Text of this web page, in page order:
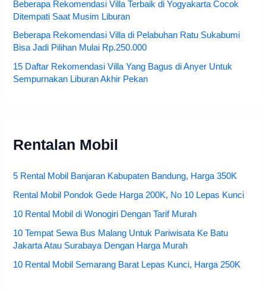
Beberapa Rekomendasi Villa Terbaik di Yogyakarta Cocok
Ditempati Saat Musim Liburan
Beberapa Rekomendasi Villa di Pelabuhan Ratu Sukabumi
Bisa Jadi Pilihan Mulai Rp.250.000
15 Daftar Rekomendasi Villa Yang Bagus di Anyer Untuk
Sempurnakan Liburan Akhir Pekan
Rentalan Mobil
5 Rental Mobil Banjaran Kabupaten Bandung, Harga 350K
Rental Mobil Pondok Gede Harga 200K, No 10 Lepas Kunci
10 Rental Mobil di Wonogiri Dengan Tarif Murah
10 Tempat Sewa Bus Malang Untuk Pariwisata Ke Batu
Jakarta Atau Surabaya Dengan Harga Murah
10 Rental Mobil Semarang Barat Lepas Kunci, Harga 250K